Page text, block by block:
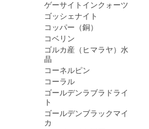
ゲーサイトインクォーツ
ゴッシェナイト
コッパー（銅）
コベリン
ゴルカ産（ヒマラヤ）水
晶
コーネルピン
コーラル
ゴールデンラブラドライ
ト
ゴールデンブラックマイ
カ